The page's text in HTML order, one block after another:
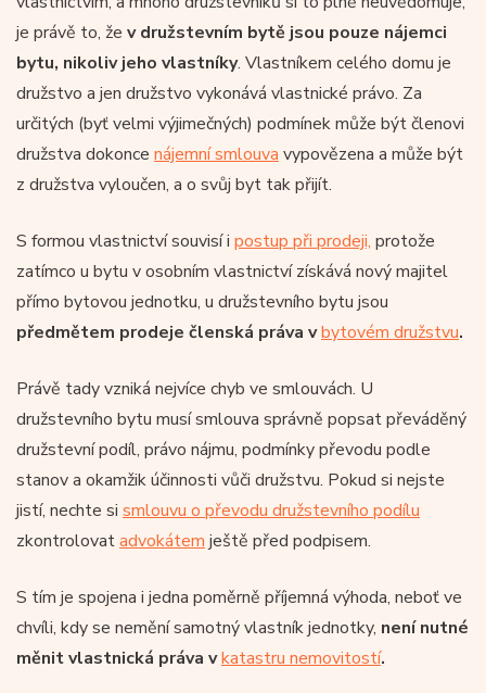
je právě to, že v družstevním bytě jsou pouze nájemci
bytu, nikoliv jeho vlastníky. Vlastníkem celého domu je
družstvo a jen družstvo vykonává vlastnické právo. Za
určitých (byť velmi výjimečných) podmínek může být členovi
družstva dokonce nájemní smlouva vypovězena a může být
z družstva vyloučen, a o svůj byt tak přijít.
S formou vlastnictví souvisí i postup při prodeji, protože
zatímco u bytu v osobním vlastnictví získává nový majitel
přímo bytovou jednotku, u družstevního bytu jsou
předmětem prodeje členská práva vbytovém družstvu.
Právě tady vzniká nejvíce chyb ve smlouvách. U
družstevního bytu musí smlouva správně popsat převáděný
družstevní podíl, právo nájmu, podmínky převodu podle
stanov a okamžik účinnosti vůči družstvu. Pokud si nejste
jistí, nechte si smlouvu o převodu družstevního podílu
zkontrolovatadvokátem ještě před podpisem.
S tím je spojena i jedna poměrně příjemná výhoda, neboť ve
chvíli, kdy se nemění samotný vlastník jednotky, není nutné
měnit vlastnická práva vkatastru nemovitostí.